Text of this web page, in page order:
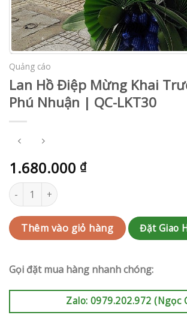
Quảng cáo
Lan Hồ Điệp Mừng Khai
Phú Nhuận | QC-LKT30
1.680.000 ₫
Lan Hồ Điệp Mừng Khai Trương Quận Phú
Thêm vào giỏ hàng Đặt Giao
Gọi đặt mua hàng nhanh chóng:
Zalo: 0979.202.972 (Ngọc